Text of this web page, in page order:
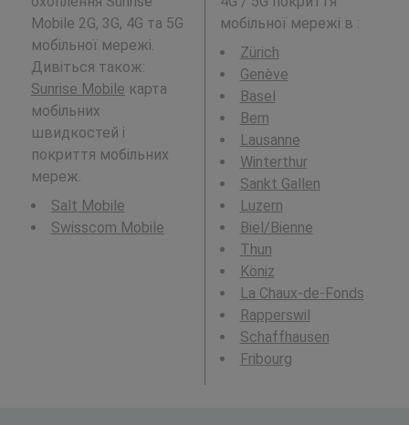
Mobile 2G, 3G, 4G та 5G
мобільної мережі.
Дивіться також:
Sunrise Mobile карта
мобільних
швидкостей і
покриття мобільних
мереж.
Salt Mobile
Swisscom Mobile
мобільної мережі в :
Zürich
Genève
Basel
Bern
Lausanne
Winterthur
Sankt Gallen
Luzern
Biel/Bienne
Thun
Köniz
La Chaux-de-Fonds
Rapperswil
Schaffhausen
Fribourg